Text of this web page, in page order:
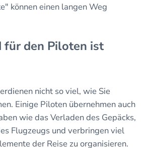
können einen langen Weg
für den Piloten ist
nicht so viel, wie Sie
Einige Piloten übernehmen auch
wie das Verladen des Gepäcks,
Flugzeugs und verbringen viel
der Reise zu organisieren.